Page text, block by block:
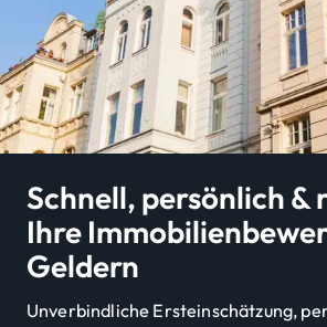
Schnell, persönlich &
Ihre
Geldern
Unverbindliche Ersteinschätzung,